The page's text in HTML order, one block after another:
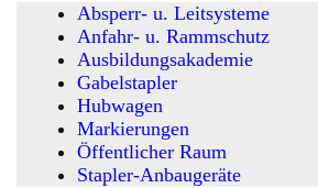
Absperr- u. Leitsysteme
Anfahr- u. Rammschutz
Ausbildungsakademie
Gabelstapler
Hubwagen
Markierungen
Öffentlicher Raum
Stapler-Anbaugeräte